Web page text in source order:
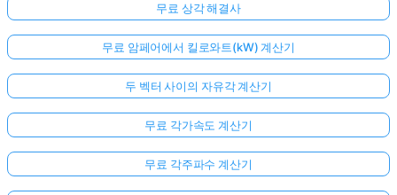
무료 상각 해결사
무료 암페어에서 킬로와트(kW) 계산기
두 벡터 사이의 자유각 계산기
무료 각가속도 계산기
무료 각주파수 계산기